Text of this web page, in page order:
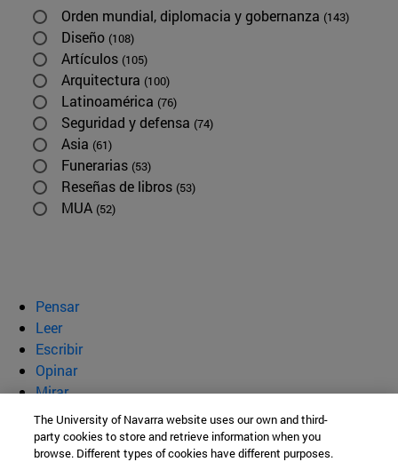
Orden mundial, diplomacia y gobernanza (143)
Diseño (108)
Artículos (105)
Arquitectura (100)
Latinoamérica (76)
Seguridad y defensa (74)
Asia (61)
Funerarias (53)
Reseñas de libros (53)
MUA (52)
Pensar
Leer
Escribir
Opinar
Mirar
Quiénes somos
BeBrave
The University of Navarra website uses our own and third-
party cookies to store and retrieve information when you
browse. Different types of cookies have different purposes.